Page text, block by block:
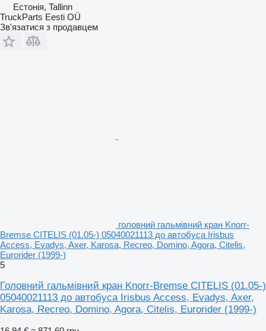
Естонія, Tallinn
TruckParts Eesti OÜ
Зв'язатися з продавцем
головний гальмівний кран Knorr-
Bremse CITELIS (01.05-) 05040021113 до автобуса Irisbus
Access, Evadys, Axer, Karosa, Recreo, Domino, Agora, Citelis,
Eurorider (1999-)
5
Головний гальмівний кран Knorr-Bremse CITELIS (01.05-)
05040021113 до автобуса Irisbus Access, Evadys, Axer,
Karosa, Recreo, Domino, Agora, Citelis, Eurorider (1999-)